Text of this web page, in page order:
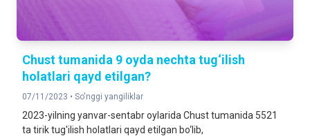
Chust tumanida 9 oyda nechta tug‘ilish
holatlari qayd etilgan?
07/11/2023 • So'nggi yangiliklar
2023-yilning yanvar-sentabr oylarida Chust tumanida 5521
ta tirik tug'ilish holatlari qayd etilgan bo‘lib,